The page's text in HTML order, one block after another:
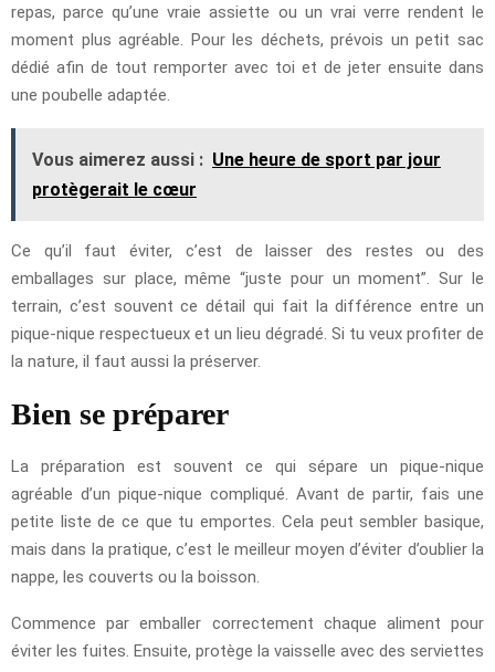
repas, parce qu’une vraie assiette ou un vrai verre rendent le
moment plus agréable. Pour les déchets, prévois un petit sac
dédié afin de tout remporter avec toi et de jeter ensuite dans
une poubelle adaptée.
Vous aimerez aussi : Une heure de sport par jour
protègerait le cœur
Ce qu’il faut éviter, c’est de laisser des restes ou des
emballages sur place, même “juste pour un moment”. Sur le
terrain, c’est souvent ce détail qui fait la différence entre un
pique-nique respectueux et un lieu dégradé. Si tu veux profiter de
la nature, il faut aussi la préserver.
Bien se préparer
La préparation est souvent ce qui sépare un pique-nique
agréable d’un pique-nique compliqué. Avant de partir, fais une
petite liste de ce que tu emportes. Cela peut sembler basique,
mais dans la pratique, c’est le meilleur moyen d’éviter d’oublier la
nappe, les couverts ou la boisson.
Commence par emballer correctement chaque aliment pour
éviter les fuites. Ensuite, protège la vaisselle avec des serviettes